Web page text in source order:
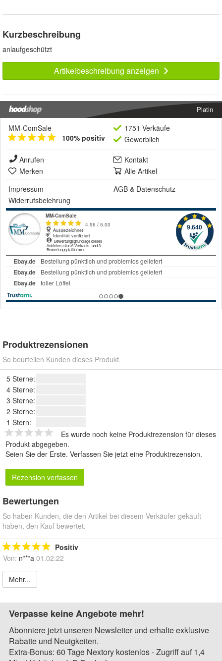
Kurzbeschreibung
anlaufgeschützt
Artikelbeschreibung anzeigen
Platin
MM-ComSale
100% positiv
1751 Verkäufe
Gewerblich
Anrufen
Kontakt
Merken
Alle Artikel
Impressum
AGB & Datenschutz
Widerrufsbelehrung
Produktrezensionen
So beurteilen Kunden dieses Produkt.
5 Sterne:
4 Sterne:
3 Sterne:
2 Sterne:
1 Stern:
Es wurde noch keine Produktrezension für dieses
Produkt abgegeben.
Seien Sie der Erste. Verfassen Sie jetzt eine Produktrezension.
Rezension verfassen
Bewertungen
So haben Kunden, die den Artikel bei diesem Verkäufer gekauft
haben, den Kauf bewertet.
Positiv
Von: n***a 01.02.22
Mehr...
Verpasse keine Angebote mehr!
Abonniere jetzt unseren Newsletter und erhalte exklusive
Rabatte und Neuigkeiten.
Extra-Bonus: 60 Tage Nextory kostenlos - Zugriff auf 1,4